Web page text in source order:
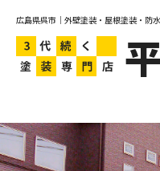
広島県呉市｜外壁塗装・屋根塗装・防